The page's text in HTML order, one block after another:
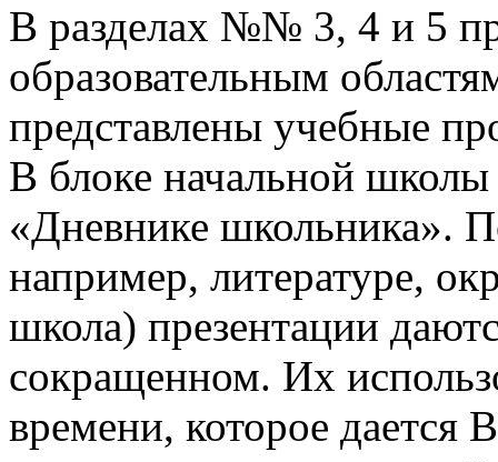
В разделах №№ 3, 4 и 5
образовательным
представлены учебные
В блоке начальной
«Дневнике школьника».
например, литературе,
школа) презентации
сокращенном. Их
времени, которое дается